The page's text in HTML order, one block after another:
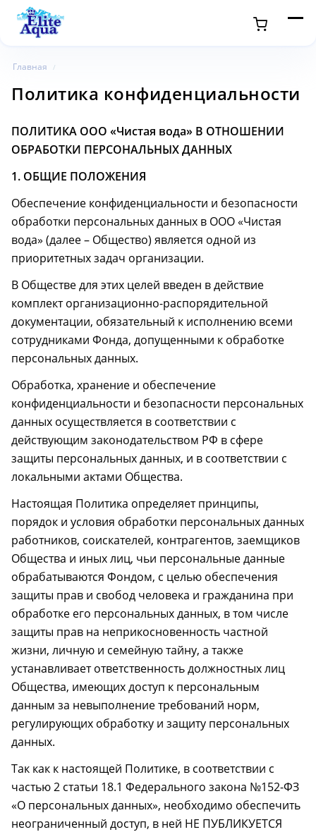
Главная /
Политика конфиденциальности
ПОЛИТИКА ООО «Чистая вода» В ОТНОШЕНИИ
ОБРАБОТКИ ПЕРСОНАЛЬНЫХ ДАННЫХ
1. ОБЩИЕ ПОЛОЖЕНИЯ
Обеспечение конфиденциальности и безопасности
обработки персональных данных в ООО «Чистая
вода» (далее – Общество) является одной из
приоритетных задач организации.
В Обществе для этих целей введен в действие
комплект организационно-распорядительной
документации, обязательный к исполнению всеми
сотрудниками Фонда, допущенными к обработке
персональных данных.
Обработка, хранение и обеспечение
конфиденциальности и безопасности персональных
данных осуществляется в соответствии с
действующим законодательством РФ в сфере
защиты персональных данных, и в соответствии с
локальными актами Общества.
Настоящая Политика определяет принципы,
порядок и условия обработки персональных данных
работников, соискателей, контрагентов, заемщиков
Общества и иных лиц, чьи персональные данные
обрабатываются Фондом, с целью обеспечения
защиты прав и свобод человека и гражданина при
обработке его персональных данных, в том числе
защиты прав на неприкосновенность частной
жизни, личную и семейную тайну, а также
устанавливает ответственность должностных лиц
Общества, имеющих доступ к персональным
данным за невыполнение требований норм,
регулирующих обработку и защиту персональных
данных.
Так как к настоящей Политике, в соответствии с
частью 2 статьи 18.1 Федерального закона №152-ФЗ
«О персональных данных», необходимо обеспечить
неограниченный доступ, в ней НЕ ПУБЛИКУЕТСЯ